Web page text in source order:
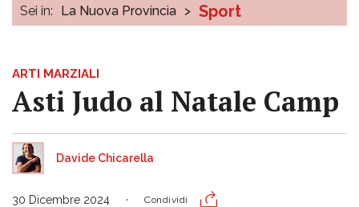
Sei in: La Nuova Provincia > Sport
ARTI MARZIALI
Asti Judo al Natale Camp
Davide Chicarella
30 Dicembre 2024 Condividi